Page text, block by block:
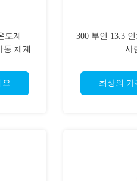
도계
동 체계
요
300 부인 13.3
사
최상의 가